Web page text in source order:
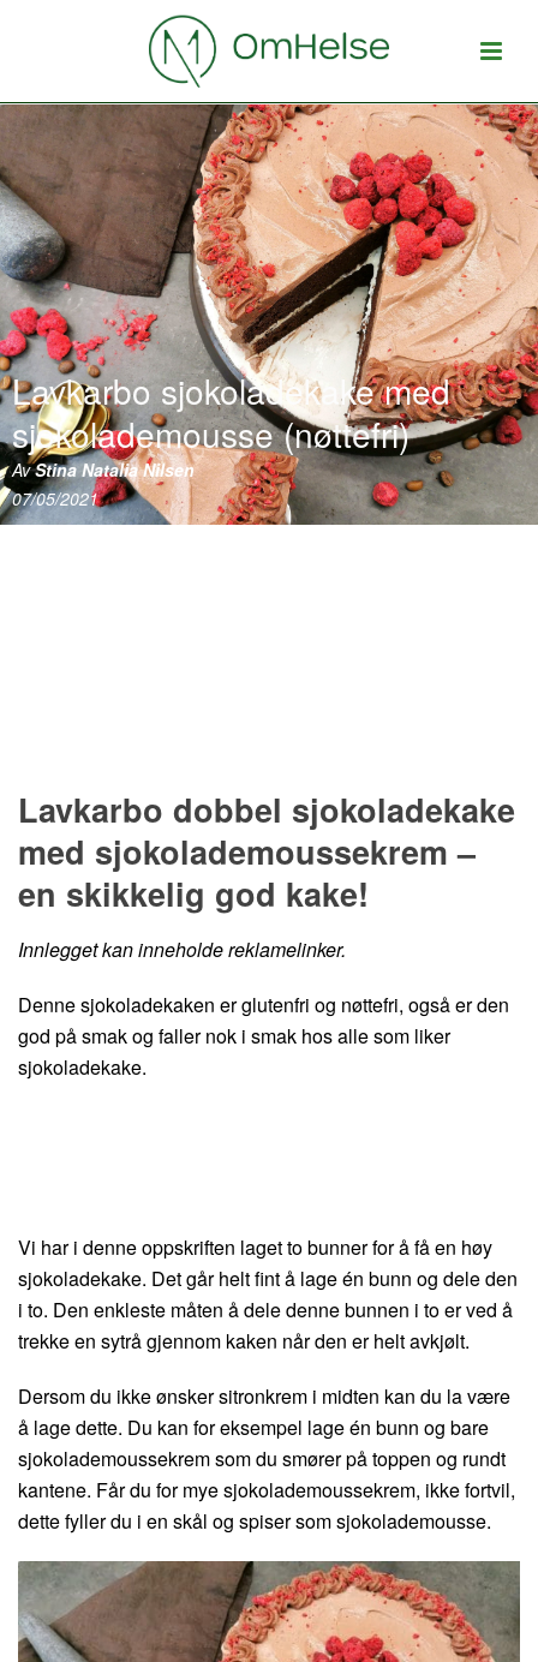
Lavkarbo sjokoladekake med
sjokolademousse (nøttefri)
AvStina Natalia Nilsen
07/05/2021
Lavkarbo dobbel sjokoladekake
med sjokolademoussekrem –
en skikkelig god kake!
Innlegget kan inneholde reklamelinker.
Denne sjokoladekaken er glutenfri og nøttefri, også er den
god på smak og faller nok i smak hos alle som liker
sjokoladekake.
Vi har i denne oppskriften laget to bunner for å få en høy
sjokoladekake. Det går helt fint å lage én bunn og dele den
i to. Den enkleste måten å dele denne bunnen i to er ved å
trekke en sytrå gjennom kaken når den er helt avkjølt.
Dersom du ikke ønsker sitronkrem i midten kan du la være
å lage dette. Du kan for eksempel lage én bunn og bare
sjokolademoussekrem som du smører på toppen og rundt
kantene. Får du for mye sjokolademoussekrem, ikke fortvil,
dette fyller du i en skål og spiser som sjokolademousse.